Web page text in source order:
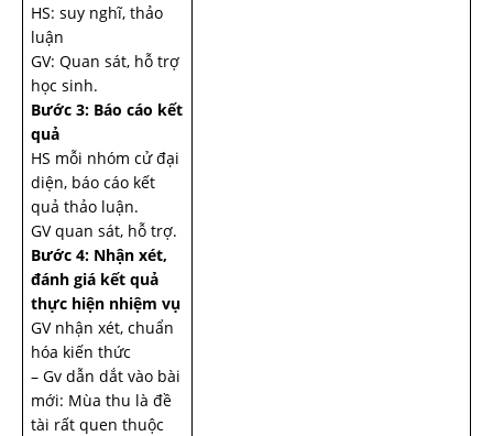
HS: suy nghĩ, thảo
luận
GV: Quan sát, hỗ trợ
học sinh.
Bước 3: Báo cáo kết
quả
HS mỗi nhóm cử đại
diện, báo cáo kết
quả thảo luận.
GV quan sát, hỗ trợ.
Bước 4: Nhận xét,
đánh giá kết quả
thực hiện nhiệm vụ
GV nhận xét, chuẩn
hóa kiến thức
– Gv dẫn dắt vào bài
mới: Mùa thu là đề
tài rất quen thuộc